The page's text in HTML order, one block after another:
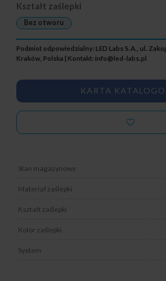
Stan magazynowy:
Materiał zaślepki
Kształt zaślepki
Kolor zaślepki
System
KARTA
Kształt zaślepki
Bez otworu
Podmiot odpowiedzialny: LED Labs S.A., ul.
Kraków, Polska | Kontakt: info@led-labs.pl